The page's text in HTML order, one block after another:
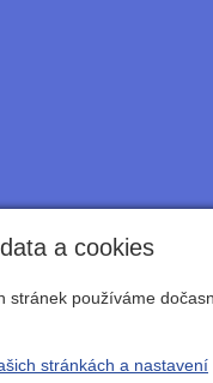
a cookies
stránek používáme
stránkách a nastavení